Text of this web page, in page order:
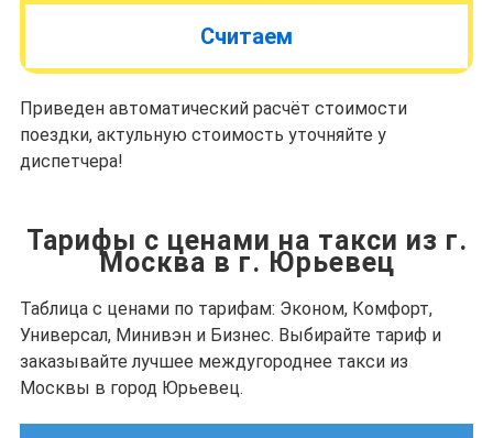
Считаем
Приведен автоматический расчёт стоимости
поездки, актульную стоимость уточняйте у
диспетчера!
Тарифы с ценами на такси из г.
Москва в г. Юрьевец
Таблица с ценами по тарифам: Эконом, Комфорт,
Универсал, Минивэн и Бизнес. Выбирайте тариф и
заказывайте лучшее междугороднее такси из
Москвы в город Юрьевец.